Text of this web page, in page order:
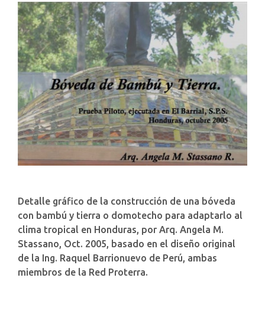
Detalle gráfico de la construcción de una bóveda
con bambú y tierra o domotecho para adaptarlo al
clima tropical en Honduras, por Arq. Angela M.
Stassano, Oct. 2005, basado en el diseño original
de la Ing. Raquel Barrionuevo de Perú, ambas
miembros de la Red Proterra.